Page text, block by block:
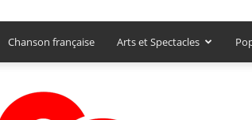
Chanson française Arts et Spectacles